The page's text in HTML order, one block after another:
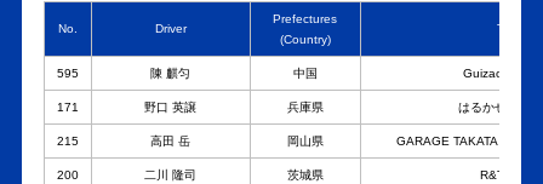
No. Driver
Prefectures
(Country)
Team
595 陳 麒匀 中国 Guizao Drift
171 野口 英譲 兵庫県 はるかぜレー
215 高田 岳 岡山県 GARAGE TAKATA with オ
200 二川 隆司 茨城県 R&T